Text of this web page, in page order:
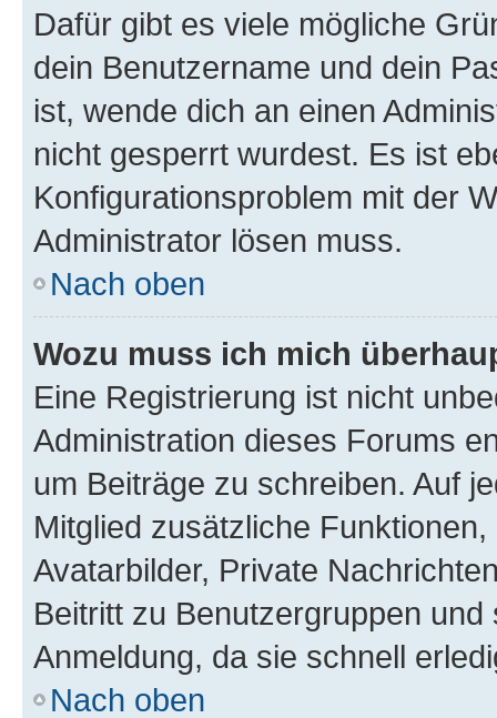
Dafür gibt es viele mögliche
dein Benutzername und dein
ist, wende dich an einen
nicht gesperrt wurdest. Es ist
Konfigurationsproblem mit der
Administrator lösen muss.
Nach oben
Wozu muss ich mich
Eine Registrierung ist nicht
Administration dieses Forums
um Beiträge zu schreiben. Auf
Mitglied zusätzliche
Avatarbilder, Private
Beitritt zu Benutzergruppen
Anmeldung, da sie schnell
Nach oben